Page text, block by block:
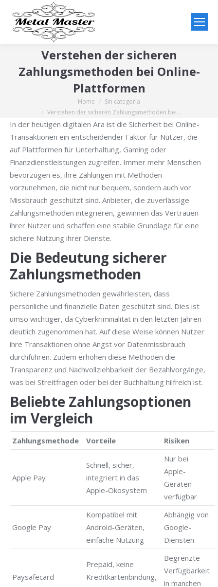
Verstehen der sicheren
Zahlungsmethoden bei Online-
Plattformen
Home
Sin categoría
Verstehen der sicheren Zahlungsmethoden bei…
In der heutigen digitalen Ära ist die Sicherheit bei Online-
Transaktionen ein entscheidender Faktor für Nutzer, die
auf Plattformen für Unterhaltung, Gaming oder
Finanzdienstleistungen zugreifen. Immer mehr Menschen
bevorzugen es, ihre Zahlungen mit Methoden
vorzunehmen, die nicht nur bequem, sondern auch vor
Missbrauch geschützt sind. Anbieter, die zuverlässige
Zahlungsmethoden integrieren, gewinnen das Vertrauen
ihrer Nutzer und schaffen eine stabile Grundlage für eine
sichere Nutzung ihrer Dienste.
Die Bedeutung sicherer
Zahlungsmethoden
Sichere Zahlungsmethoden gewährleisten, dass
persönliche und finanzielle Daten geschützt sind. Dies ist
umso wichtiger, da Cyberkriminalität in den letzten Jahren
deutlich zugenommen hat. Auf diese Weise können Nutzer
ihre Transaktionen ohne Angst vor Datenmissbrauch
durchführen. Zudem erhöhen diese Methoden die
Transparenz und Nachvollziehbarkeit der Bezahlvorgänge,
was bei Streitfragen oder bei der Buchhaltung hilfreich ist.
Beliebte Zahlungsoptionen
im Vergleich
Zahlungsmethode Vorteile Risiken
Apple Pay
Schnell, sicher,
integriert in das
Apple-Ökosystem
Nur bei
Apple-
Geräten
verfügbar
Google Pay
Kompatibel mit
Android-Geräten,
einfache Nutzung
Abhängig von
Google-
Diensten
Paysafecard
Prepaid, keine
Kreditkartenbindung,
Begrenzte
Verfügbarkeit
in manchen